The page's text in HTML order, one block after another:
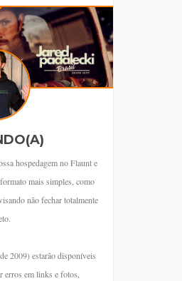
hospedagem no Flaunt e
mais simples, como
não fechar totalmente
2009) estarão disponíveis
erros em links e fotos,